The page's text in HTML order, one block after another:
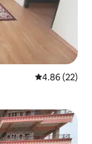
レビュー22
4.86 (22)